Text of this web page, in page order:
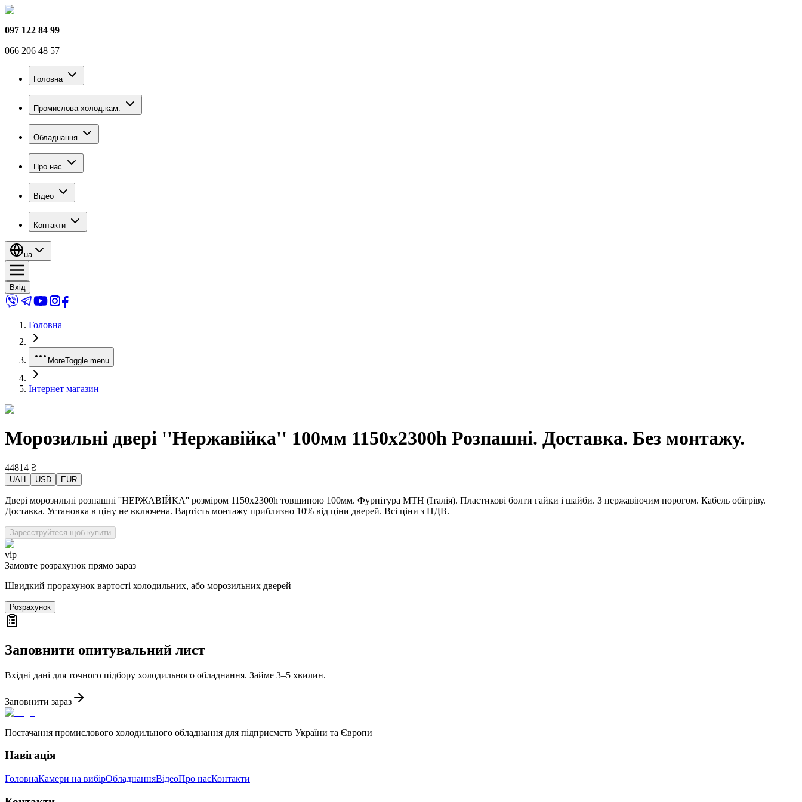
097 122 84 99
066 206 48 57
Головна
Промислова холод.кам.
Обладнання
Про нас
Відео
Контакти
ua
Вхід
Головна
MoreToggle menu
Інтернет магазин
Морозильні двері ''Нержавійка'' 100мм 1150x2300h Розпашні. Доставка. Без монтажу.
44814 ₴
UAH USD EUR
Двері морозильні розпашні ''НЕРЖАВІЙКА'' розміром 1150х2300h товщиною 100мм. Фурнітура MTH (Італія). Пластикові болти гайки і шайби. З нержавіючим порогом. Кабель обігріву.
Доставка. Установка в ціну не включена. Вартість монтажу приблизно 10% від ціни дверей. Всі ціни з ПДВ.
Зареєструйтеся щоб купити
vip
Замовте розрахунок прямо зараз
Швидкий прорахунок вартості холодильних, або морозильних дверей
Розрахунок
Заповнити опитувальний лист
Вхідні дані для точного підбору холодильного обладнання. Займе 3–5 хвилин.
Заповнити зараз
Постачання промислового холодильного обладнання для підприємств України та Європи
Навігація
ГоловнаКамери на вибірОбладнанняВідеоПро насКонтакти